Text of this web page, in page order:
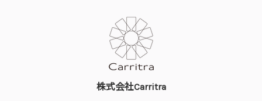
株式会社Carritra